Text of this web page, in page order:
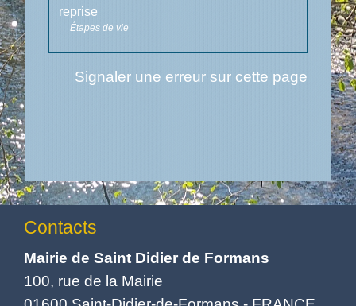
reprise
Étapes de vie
Signaler une erreur sur cette page
Contacts
Mairie de Saint Didier de Formans
100, rue de la Mairie